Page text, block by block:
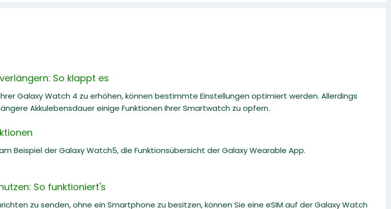
So klappt es
Galaxy Watch 4 zu erhöhen, können bestimmte Einstellungen optimiert werden. Allerdings
Akkulebensdauer einige Funktionen Ihrer Smartwatch zu opfern.
Beispiel der Galaxy Watch5, die Funktionsübersicht der Galaxy Wearable App.
So funktioniert's
zu senden, ohne ein Smartphone zu besitzen, können Sie eine eSIM auf der Galaxy Watch